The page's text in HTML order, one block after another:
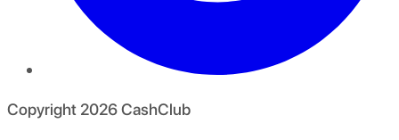
Copyright 2026CashClub